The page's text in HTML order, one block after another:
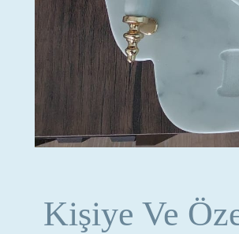
Kişiye Ve